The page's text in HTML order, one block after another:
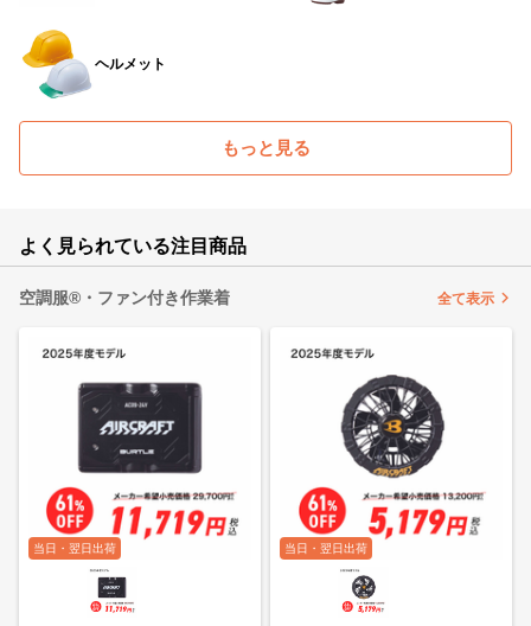
ヘルメット
もっと見る
よく見られている注目商品
空調服®・ファン付き作業着 全て表示
当日・翌日出荷 当日・翌日出荷